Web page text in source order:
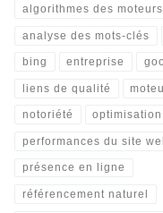
algorithmes des
analyse des mots-clés
bing entreprise
liens de qualité
notoriété
performances du site
présence en ligne
référencement naturel